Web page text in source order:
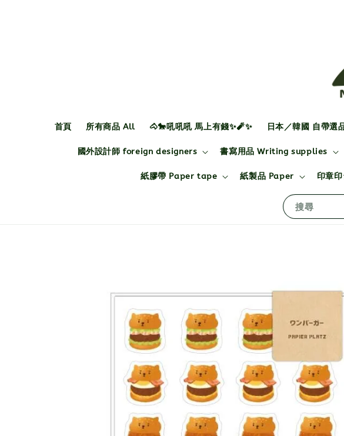
搜尋
首頁 所有商品 All 🐴🐎吼吼吼 馬上有錢✨🧨✨ 日本／韓國 自帶選
國外設計師 foreign designers 書寫用品 Writing supplies
紙膠帶 Paper tape 紙製品 Paper 印章